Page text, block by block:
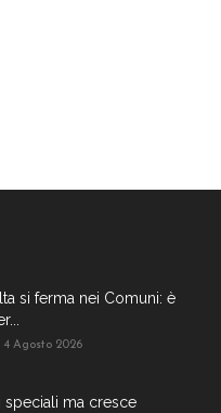
si ferma nei Comuni: è
4 Agosto 2026
speciali ma cresce